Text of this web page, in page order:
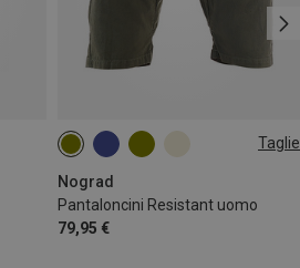
Taglie
Nograd
Pantaloncini Resistant uomo
79,95 €
XS S M